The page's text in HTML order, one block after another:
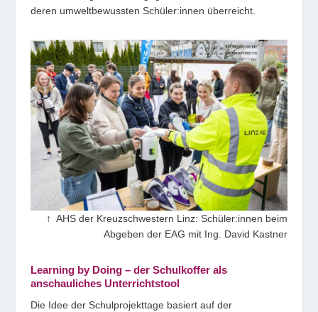
deren umweltbewussten Schüler:innen überreicht.
↑ AHS der Kreuzschwestern Linz: Schüler:innen beim
Abgeben der EAG mit Ing. David Kastner
Learning by Doing – der Schulkoffer als
anschauliches Unterrichtstool
Die Idee der Schulprojekttage basiert auf der